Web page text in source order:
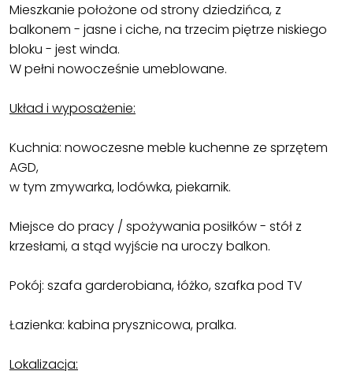
Mieszkanie położone od strony dziedzińca, z
balkonem - jasne i ciche, na trzecim piętrze niskiego
bloku - jest winda.
W pełni nowocześnie umeblowane.
Układ i wyposażenie:
Kuchnia: nowoczesne meble kuchenne ze sprzętem
AGD,
w tym zmywarka, lodówka, piekarnik.
Miejsce do pracy / spożywania posiłków - stół z
krzesłami, a stąd wyjście na uroczy balkon.
Pokój: szafa garderobiana, łóżko, szafka pod TV
Łazienka: kabina prysznicowa, pralka.
Lokalizacja: